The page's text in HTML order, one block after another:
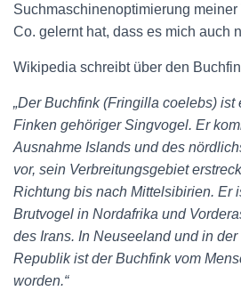
Suchmaschinenoptimierung
Co. gelernt hat, dass es mich auch
Wikipedia schreibt über den
„Der Buchfink (Fringilla coelebs) ist
Finken gehöriger Singvogel. Er
Ausnahme Islands und des
vor, sein Verbreitungsgebiet
Richtung bis nach Mittelsibirien. Er
Brutvogel in Nordafrika und
des Irans. In Neuseeland und in
Republik ist der Buchfink vom
worden.“